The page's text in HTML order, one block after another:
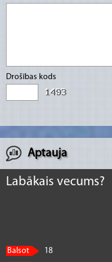
Drošības kods
Aptauja
Labākais vecums?
Balsot
18